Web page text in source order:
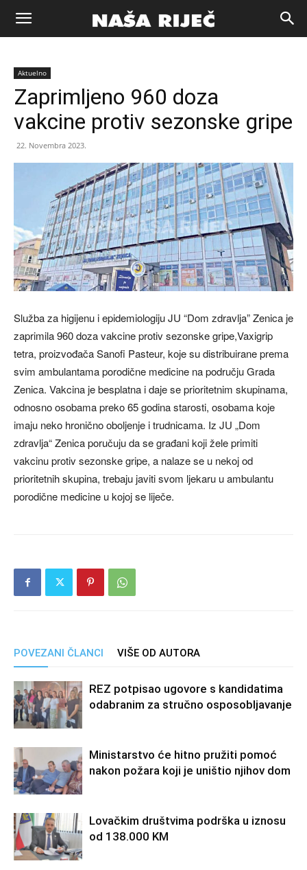
Naša
riječ
Aktuelno
Zaprimljeno 960 doza
vakcine protiv sezonske gripe
22. Novembra 2023.
Služba za higijenu i epidemiologiju JU “Dom zdravlja” Zenica je
zaprimila 960 doza vakcine protiv sezonske gripe,Vaxigrip
tetra, proizvođača Sanofi Pasteur, koje su distribuirane prema
svim ambulantama porodične medicine na području Grada
Zenica. Vakcina je besplatna i daje se prioritetnim skupinama,
odnosno osobama preko 65 godina starosti, osobama koje
imaju neko hronično oboljenje i trudnicama. Iz JU „Dom
zdravlja“ Zenica poručuju da se građani koji žele primiti
vakcinu protiv sezonske gripe, a nalaze se u nekoj od
prioritetnih skupina, trebaju javiti svom ljekaru u ambulantu
porodične medicine u kojoj se liječe.
POVEZANI ČLANCI VIŠE OD AUTORA
REZ potpisao ugovore s kandidatima
odabranim za stručno osposobljavanje
Ministarstvo će hitno pružiti pomoć
nakon požara koji je uništio njihov dom
Lovačkim društvima podrška u iznosu
od 138.000 KM